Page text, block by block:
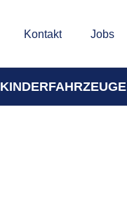
Kontakt Jobs
KINDERFAHRZEUGE